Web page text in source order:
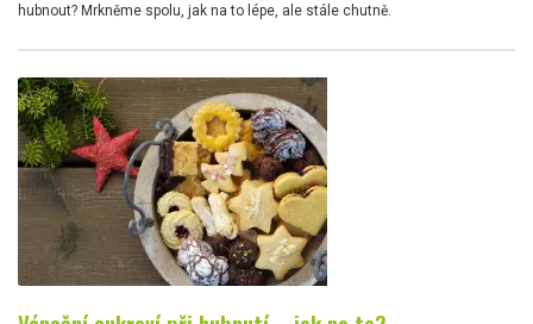
hubnout? Mrkněme spolu, jak na to lépe, ale stále chutně.